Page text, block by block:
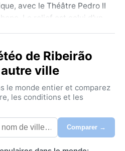
avec le Théâtre Pedro II
Le relief est celui d’un
oasis de verdure au
Aw (savane
deux saisons bien
à mars, est chaud et très
culminent autour de 30 °C,
d’orages violents
de Ribeirão
ville
le monde entier et comparez
les conditions et les
Comparer →